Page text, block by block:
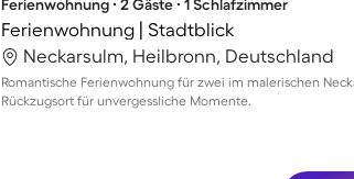
Ferienwohnung ∙ 2 Gäste ∙ 1 Schlafzimmer
Ferienwohnung | Stadtblick
Neckarsulm, Heilbronn, Deutschland
Romantische Ferienwohnung für zwei im malerischen
Rückzugsort für unvergessliche Momente.